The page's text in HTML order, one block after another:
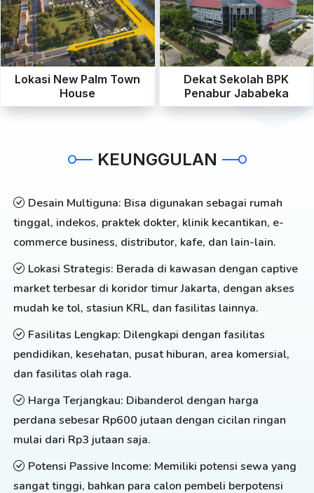
Lokasi New Palm Town
House
Dekat Sekolah BPK
Penabur Jababeka
KEUNGGULAN
Desain Multiguna: Bisa digunakan sebagai rumah
tinggal, indekos, praktek dokter, klinik kecantikan, e-
commerce business, distributor, kafe, dan lain-lain.
Lokasi Strategis: Berada di kawasan dengan captive
market terbesar di koridor timur Jakarta, dengan akses
mudah ke tol, stasiun KRL, dan fasilitas lainnya.
Fasilitas Lengkap: Dilengkapi dengan fasilitas
pendidikan, kesehatan, pusat hiburan, area komersial,
dan fasilitas olah raga.
Harga Terjangkau: Dibanderol dengan harga
perdana sebesar Rp600 jutaan dengan cicilan ringan
mulai dari Rp3 jutaan saja.
Potensi Passive Income: Memiliki potensi sewa yang
sangat tinggi, bahkan para calon pembeli berpotensi